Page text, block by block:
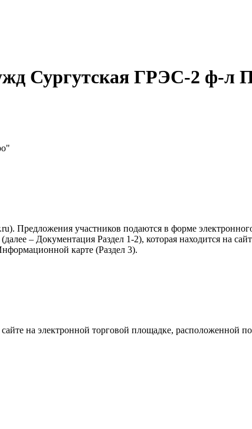
Сургутская ГРЭС-2 ф-л
Предложения участников подаются в форме
– Документация Раздел 1-2), которая находится на
карте (Раздел 3).
на электронной торговой площадке, расположенной по